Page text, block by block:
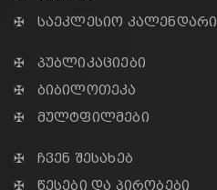
✠ საეკლესიო კალენდარი
✠ პუბლიკაციები
✠ ბიბილოთეკა
✠ მულტფილმები
✠ ჩვენ შესახებ
✠ წესები და პირობები